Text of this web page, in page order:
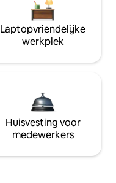
Laptopvriendelijke
werkplek
Huisvesting voor
medewerkers